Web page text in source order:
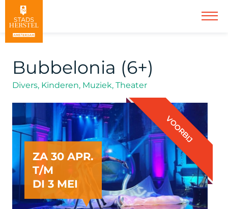
Bubbelonia (6+)
Divers, Kinderen, Muziek, Theater
ZA 30 APR.
T/M
DI 3 MEI
VOORBIJ